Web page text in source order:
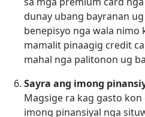
dunay ubang bayranan
benepisyo nga wala nimo
mamalit pinaagig credit
mahal nga palitonon ug
Sayra ang imong
Magsige ra kag gasto
imong pinansiyal nga